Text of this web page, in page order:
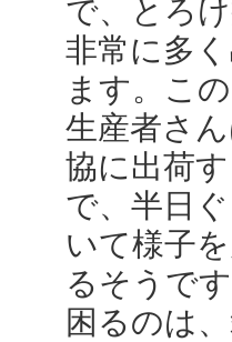
で、とろ
非常に多
ます。こ
生産者さ
協に出荷
で、半日
いて様子
るそうで
困るのは